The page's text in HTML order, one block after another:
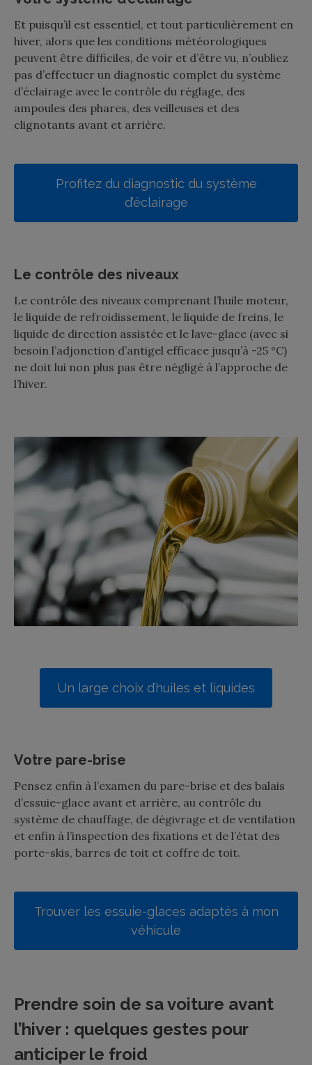
Et puisqu’il est essentiel, et tout particulièrement en
hiver, alors que les conditions météorologiques
peuvent être difficiles, de voir et d’être vu, n’oubliez
pas d’effectuer un diagnostic complet du système
d’éclairage avec le contrôle du réglage, des
ampoules des phares, des veilleuses et des
clignotants avant et arrière.
Profitez du diagnostic du système
d’éclairage
Le contrôle des niveaux
Le contrôle des niveaux comprenant l’huile moteur,
le liquide de refroidissement, le liquide de freins, le
liquide de direction assistée et le lave-glace (avec si
besoin l’adjonction d’antigel efficace jusqu’à -25 °C)
ne doit lui non plus pas être négligé à l’approche de
l’hiver.
Un large choix d’huiles et liquides
Votre pare-brise
Pensez enfin à l’examen du pare-brise et des balais
d’essuie-glace avant et arrière, au contrôle du
système de chauffage, de dégivrage et de ventilation
et enfin à l’inspection des fixations et de l’état des
porte-skis, barres de toit et coffre de toit.
Trouver les essuie-glaces adaptés à mon
véhicule
Prendre soin de sa voiture avant
l’hiver : quelques gestes pour
anticiper le froid